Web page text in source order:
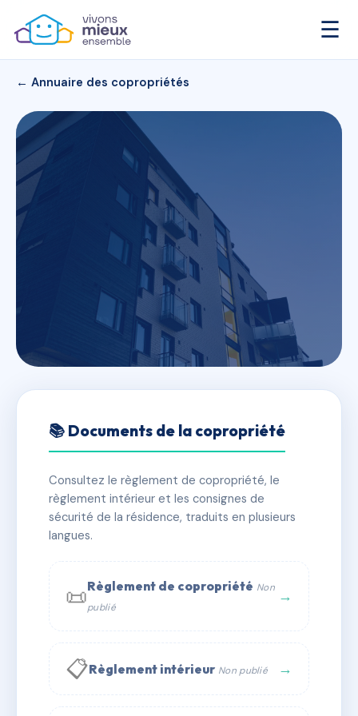
☰
← Annuaire des copropriétés
COPROPRIETE 4 RUE DE LA
CHAPELLE
📍 4 r de la chapelle 34600 Bédarieux
✓ Immatriculée 🏠 9 lots 🏗 1 bâtiment(s)
📞 Contacter Syndic Digital 💬 WhatsApp
✉ Email
📚 Documents de la copropriété
Consultez le règlement de copropriété, le
règlement intérieur et les consignes de
sécurité de la résidence, traduits en plusieurs
langues.
📜Règlement de copropriété Non
publié
→
📋Règlement intérieur Non publié →